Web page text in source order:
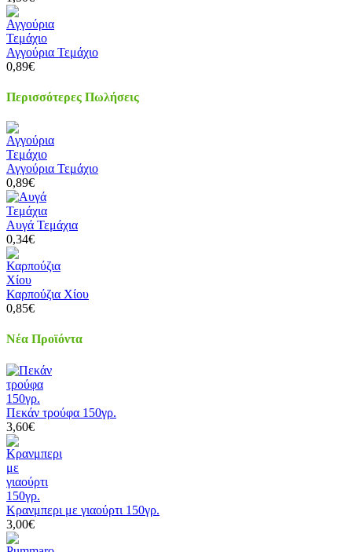
Αγγούρια Τεμάχιο
0,89€
Περισσότερες Πωλήσεις
Αγγούρια Τεμάχιο
0,89€
Αυγά Τεμάχια
0,34€
Καρπούζια Χίου
0,85€
Νέα Προϊόντα
Πεκάν τρούφα 150γρ.
3,60€
Κρανμπερι με γιαούρτι 150γρ.
3,00€